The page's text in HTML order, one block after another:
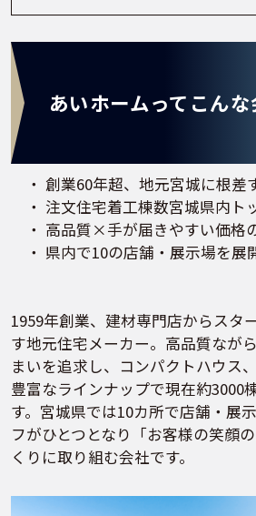
あいホームってこんな
・ 創業60年超、地元宮城に根差
・ 注文住宅着工棟数宮城県内ト
・ 高品質×手が届きやすい価格
・ 県内で10の店舗・展示場を展
1959年創業、建材専門店からスタ
す地元住宅メーカー。高品質なが
まいを追求し、コンパクトハウス
豊富なラインナップで現在約3000
す。宮城県では10カ所で店舗・展
フがひとつとなり「お客様の笑顔
くりに取り組む会社です。